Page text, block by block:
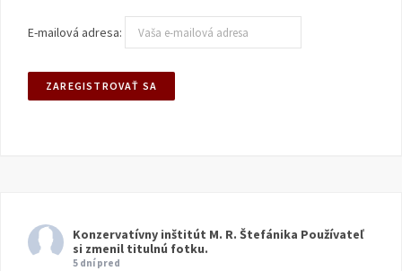
E-mailová adresa:
Konzervatívny inštitút M. R. Štefánika Používateľ
si zmenil titulnú fotku.
5 dní pred